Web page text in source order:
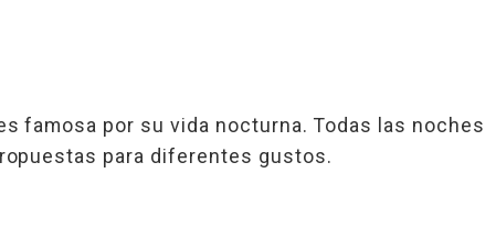
famosa por su vida nocturna. Todas las noches
para diferentes gustos.